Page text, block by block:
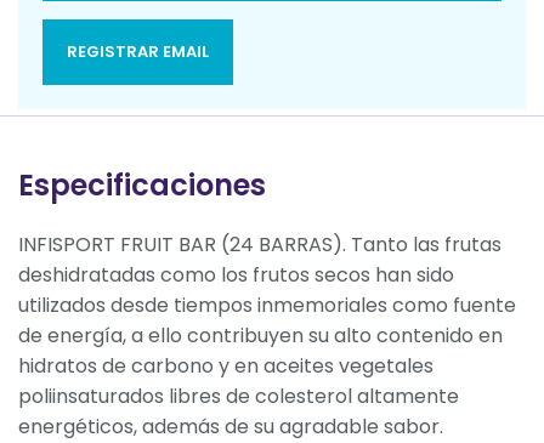
REGISTRAR EMAIL
Especificaciones
INFISPORT FRUIT BAR (24 BARRAS). Tanto las frutas
deshidratadas como los frutos secos han sido
utilizados desde tiempos inmemoriales como fuente
de energía, a ello contribuyen su alto contenido en
hidratos de carbono y en aceites vegetales
poliinsaturados libres de colesterol altamente
energéticos, además de su agradable sabor.